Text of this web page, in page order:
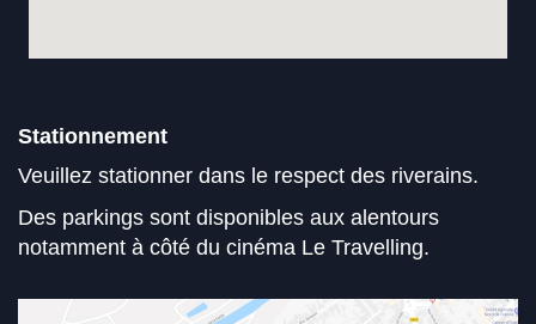
Stationnement
Veuillez stationner dans le respect des riverains.
Des parkings sont disponibles aux alentours
notamment à côté du cinéma Le Travelling.